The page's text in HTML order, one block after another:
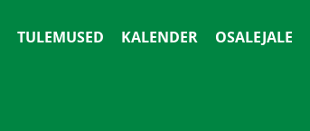
TULEMUSED KALENDER OSALEJALE